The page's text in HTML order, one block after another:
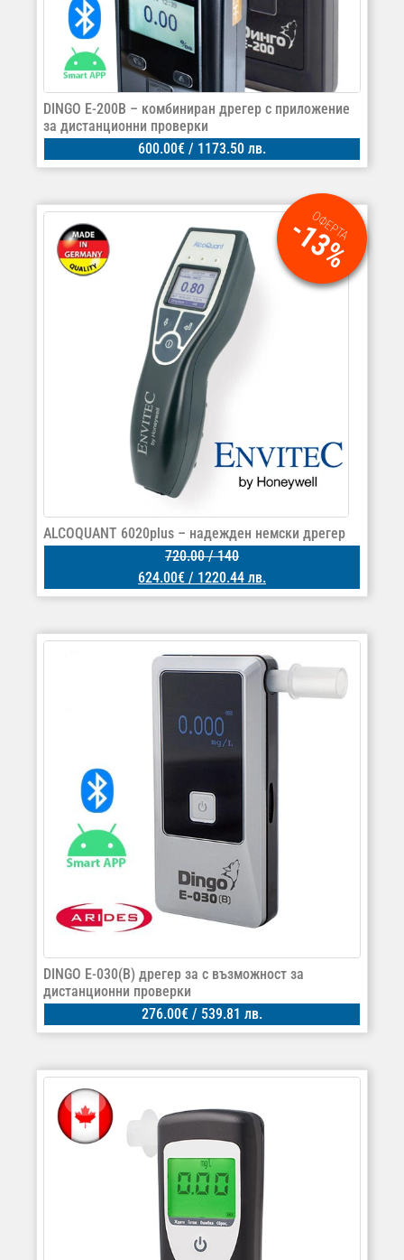
DINGO E-200B – комбиниран дрегер с приложение
за дистанционни проверки
600.00€ / 1173.50 лв.
ОФЕРТА
-13%
ALCOQUANT 6020plus – надежден немски дрегер
720.00/ 140
624.00€ / 1220.44 лв.
DINGO E-030(B) дрегер за с възможност за
дистанционни проверки
276.00€ / 539.81 лв.